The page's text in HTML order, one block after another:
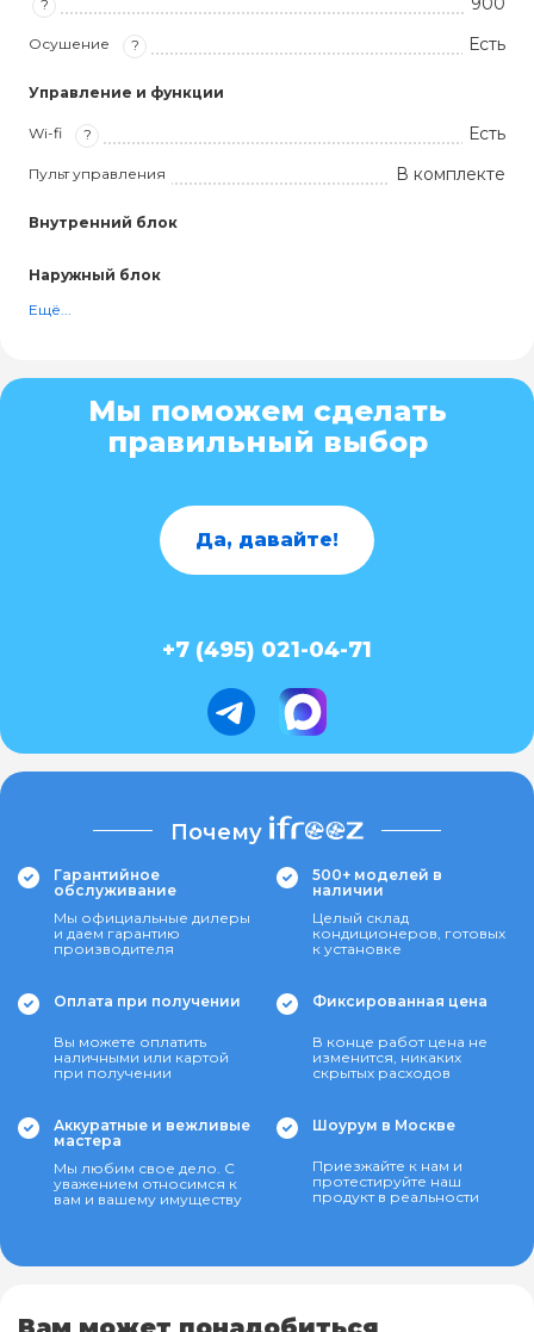
?
Осушение ? Есть
Управление и функции
Wi-fi ? Есть
Пульт управления В комплекте
Внутренний блок
Наружный блок
Ещё...
Мы поможем сделать
правильный выбор
Да, давайте!
+7 (495) 021-04-71
Почему
Гарантийное
обслуживание
Мы официальные дилеры
и даем гарантию
производителя
500+ моделей в
наличии
Целый склад
кондиционеров, готовых
к установке
Оплата при получении
Вы можете оплатить
наличными или картой
при получении
Фиксированная цена
В конце работ цена не
изменится, никаких
скрытых расходов
Аккуратные и вежливые
мастера
Мы любим свое дело. С
уважением относимся к
вам и вашему имуществу
Шоурум в Москве
Приезжайте к нам и
протестируйте наш
продукт в реальности